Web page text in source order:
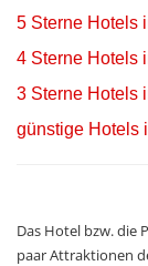
5 Sterne Hotels
4 Sterne Hotels
3 Sterne Hotels
günstige Hotels
Das Hotel bzw. die
paar Attraktionen